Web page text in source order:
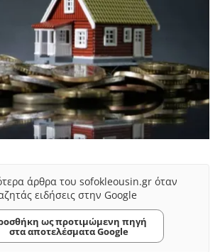
άρθρα του sofokleousin.gr όταν
ειδήσεις στην Google
ως προτιμώμενη πηγή
στα αποτελέσματα Google